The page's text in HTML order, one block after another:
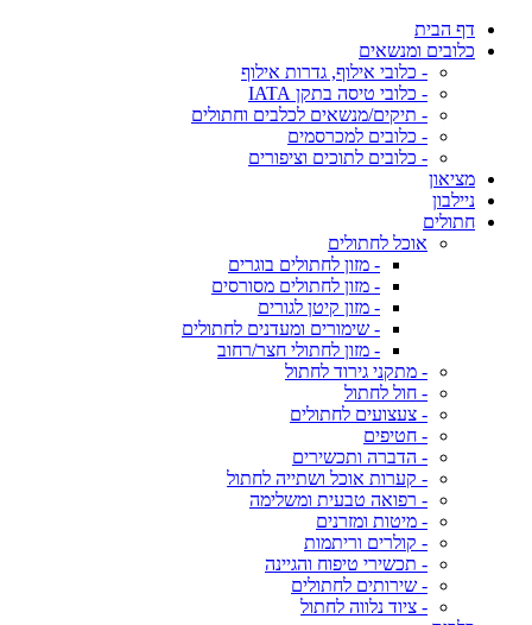
דף הבית
כלובים ומנשאים
- כלובי אילוף, גדרות אילוף
- כלובי טיסה בתקן IATA
- תיקים/מנשאים לכלבים וחתולים
- כלובים למכרסמים
- כלובים לתוכים וציפורים
מציאון
ניילבון
חתולים
אוכל לחתולים
- מזון לחתולים בוגרים
- מזון לחתולים מסורסים
- מזון קיטן לגורים
- שימורים ומעדנים לחתולים
- מזון לחתולי חצר/רחוב
- מתקני גירוד לחתול
- חול לחתול
- צעצועים לחתולים
- חטיפים
- הדברה ותכשירים
- קערות אוכל ושתייה לחתול
- רפואה טבעית ומשלימה
- מיטות ומזרנים
- קולרים וריתמות
- תכשירי טיפוח והגיינה
- שירותים לחתולים
- ציוד נלווה לחתול